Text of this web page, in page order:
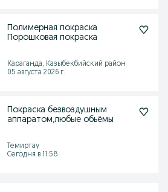
Полимерная покраска
Порошковая покраска
Караганда, Казыбекбийский район
05 августа 2026 г.
Покраска безвоздушным
аппаратом,любые обьёмы
Темиртау
Сегодня в 11:58